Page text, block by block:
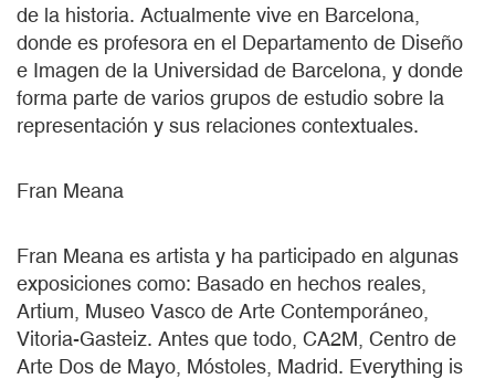
de la historia. Actualmente vive en Barcelona,
donde es profesora en el Departamento de Diseño
e Imagen de la Universidad de Barcelona, y donde
forma parte de varios grupos de estudio sobre la
representación y sus relaciones contextuales.
Fran Meana
Fran Meana es artista y ha participado en algunas
exposiciones como: Basado en hechos reales,
Artium, Museo Vasco de Arte Contemporáneo,
Vitoria-Gasteiz. Antes que todo, CA2M, Centro de
Arte Dos de Mayo, Móstoles, Madrid. Everything is